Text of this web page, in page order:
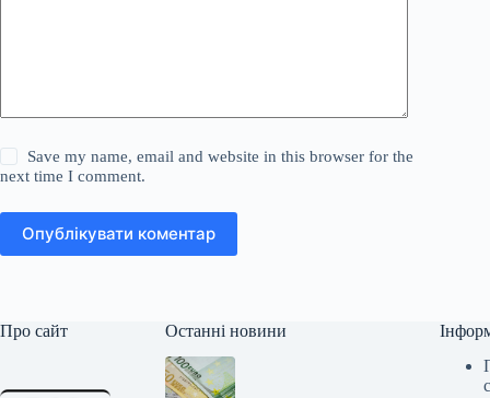
Save my name, email and website in this browser for the
next time I comment.
Опублікувати коментар
Про сайт Останні новини